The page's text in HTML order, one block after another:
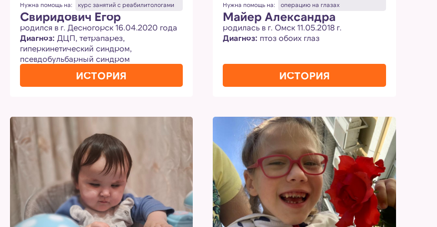
Нужна помощь на: курс занятий с реабилитологами
Свиридович Егор
родился в г. Десногорск 16.04.2020 года
Диагноз: ДЦП, тетрапарез,
гиперкинетический синдром,
псевдобульбарный синдром
ИСТОРИЯ
Нужна помощь на: операцию на глазах
Майер Александра
родилась в г. Омск 11.05.2018 г.
Диагноз: птоз обоих глаз
ИСТОРИЯ